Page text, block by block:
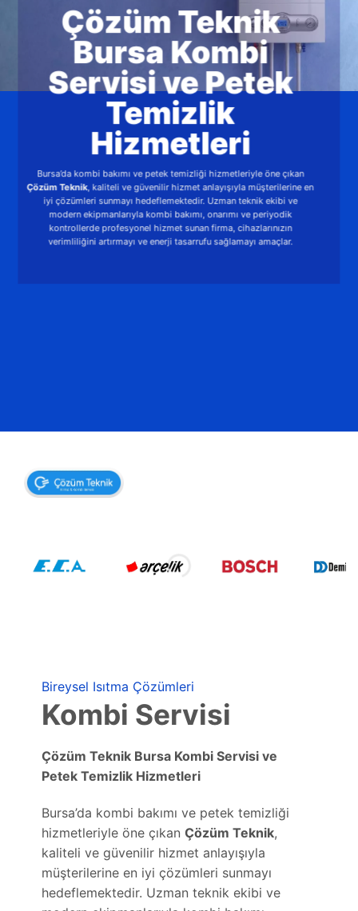
Çözüm Teknik
Bursa Kombi
Servisi ve Petek
Temizlik
Hizmetleri
Bursa’da kombi bakımı ve petek temizliği hizmetleriyle öne çıkan
Çözüm Teknik, kaliteli ve güvenilir hizmet anlayışıyla müşterilerine en
iyi çözümleri sunmayı hedeflemektedir. Uzman teknik ekibi ve
modern ekipmanlarıyla kombi bakımı, onarımı ve periyodik
kontrollerde profesyonel hizmet sunan firma, cihazlarınızın
verimliliğini artırmayı ve enerji tasarrufu sağlamayı amaçlar.
Bireysel Isıtma Çözümleri
Kombi Servisi
Çözüm Teknik Bursa Kombi Servisi ve
Petek Temizlik Hizmetleri
Bursa’da kombi bakımı ve petek temizliği
hizmetleriyle öne çıkanÇözüm Teknik,
kaliteli ve güvenilir hizmet anlayışıyla
müşterilerine en iyi çözümleri sunmayı
hedeflemektedir. Uzman teknik ekibi ve